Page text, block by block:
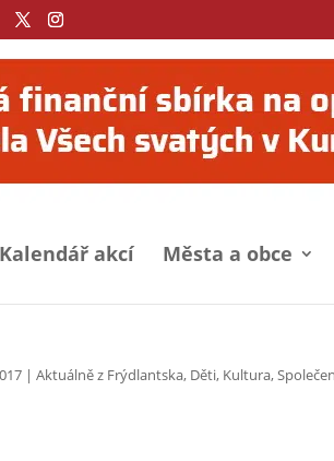
Kalendář akcí Města a obce
|Aktuálně z Frýdlantska, Děti, Kultura,